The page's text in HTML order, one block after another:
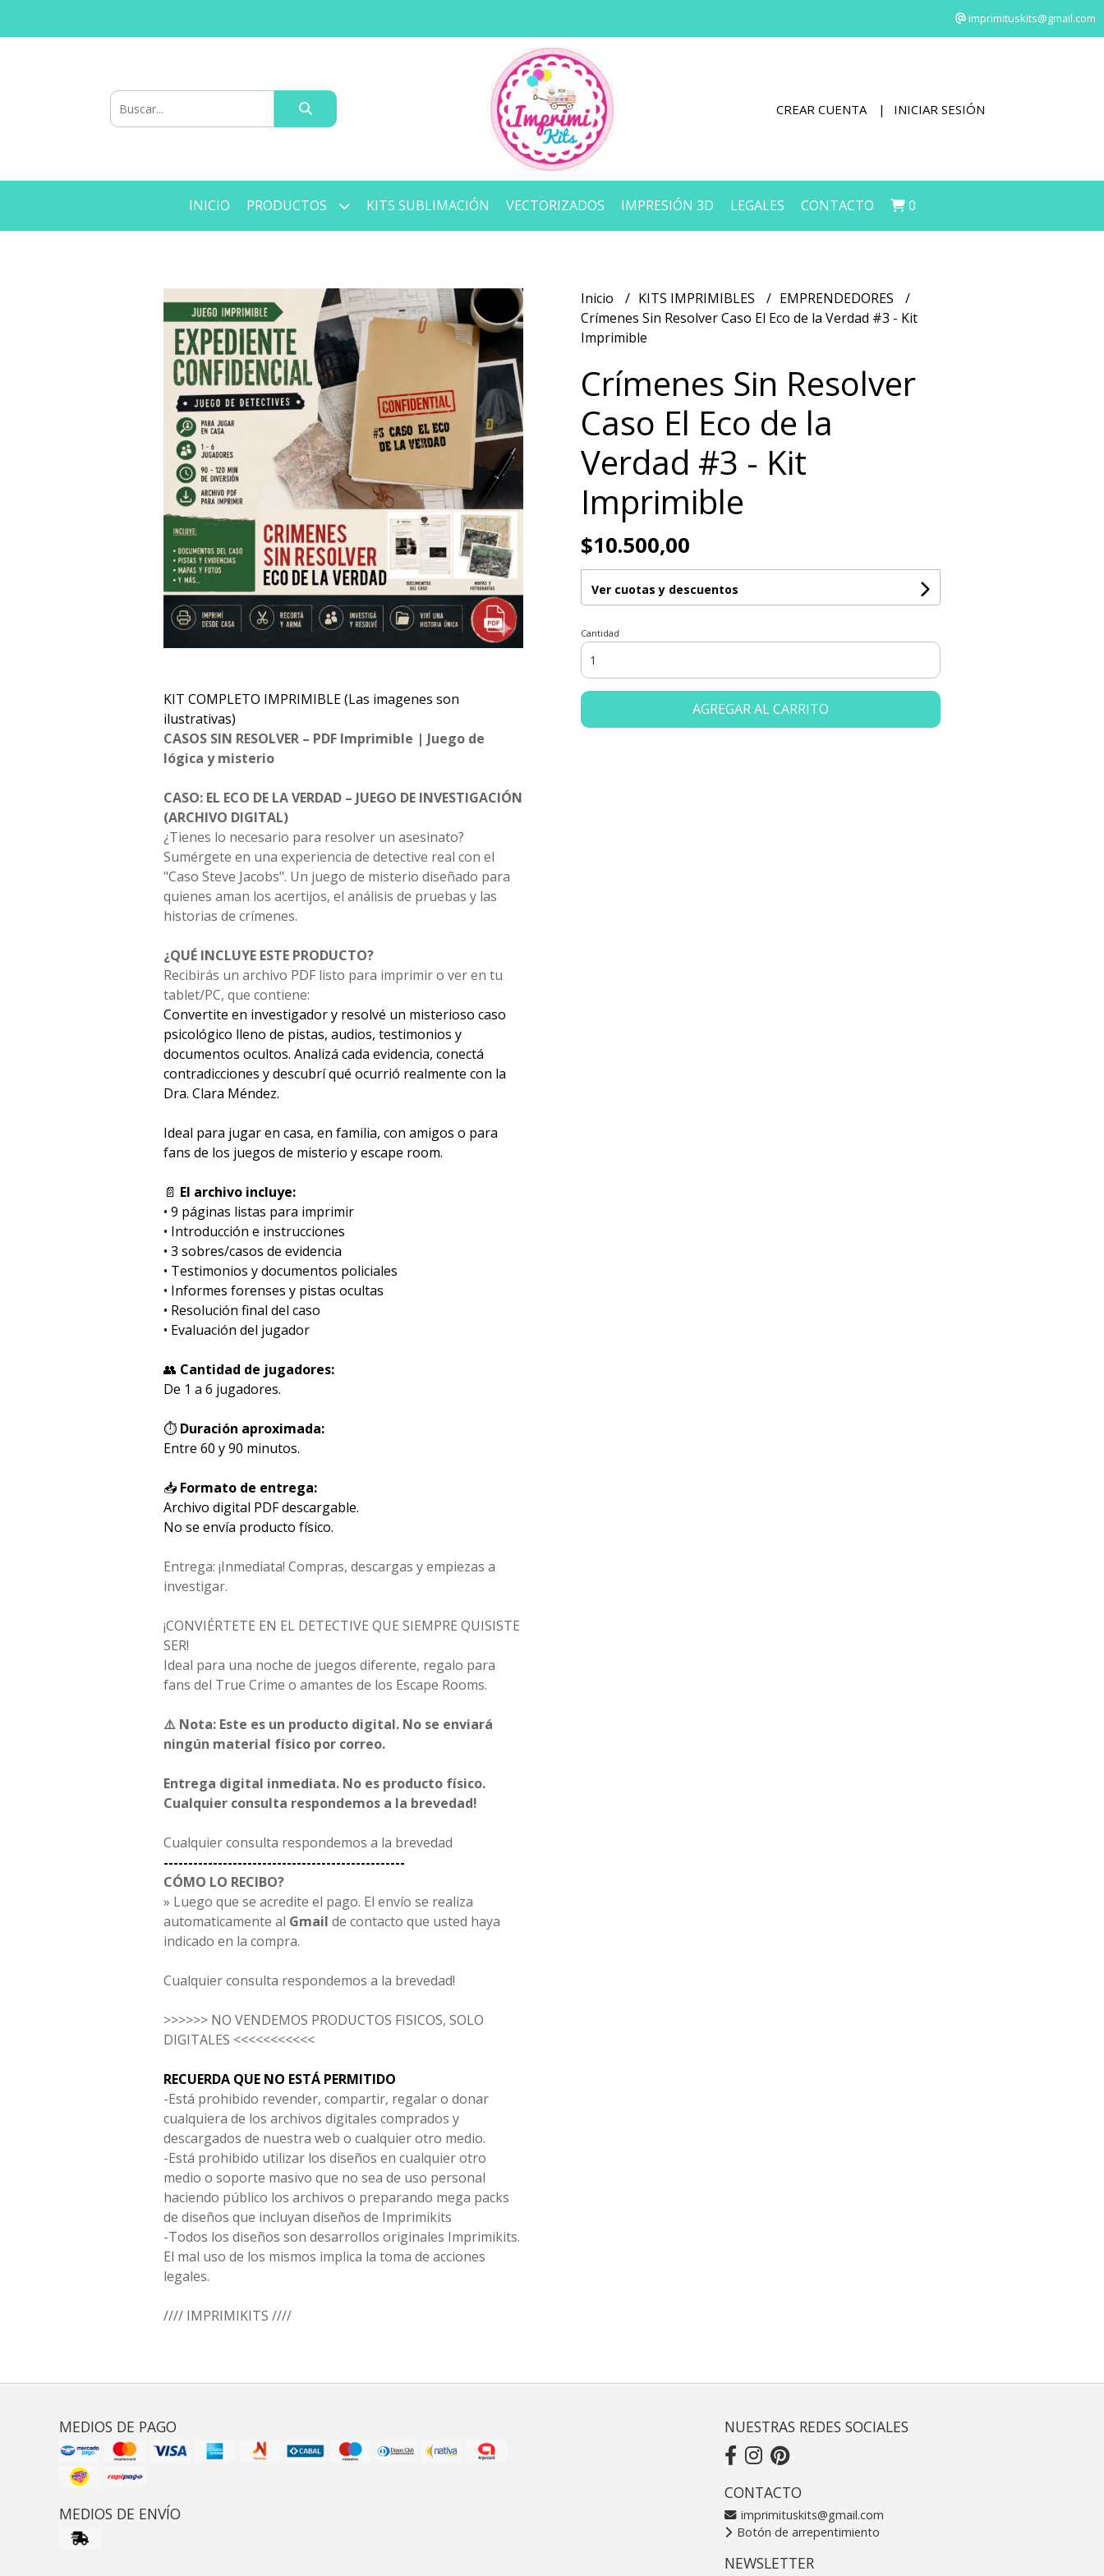
imprimituskits@gmail.com
CREAR CUENTA INICIAR SESIÓN
INICIO PRODUCTOS KITS SUBLIMACIÓN VECTORIZADOS IMPRESIÓN 3D LEGALES CONTACTO 0
KIT COMPLETO IMPRIMIBLE (Las imagenes son
ilustrativas)
CASOS SIN RESOLVER – PDF Imprimible | Juego de
lógica y misterio
CASO: EL ECO DE LA VERDAD – JUEGO DE INVESTIGACIÓN
(ARCHIVO DIGITAL)
¿Tienes lo necesario para resolver un asesinato?
Sumérgete en una experiencia de detective real con el
"Caso Steve Jacobs". Un juego de misterio diseñado para
quienes aman los acertijos, el análisis de pruebas y las
historias de crímenes.
¿QUÉ INCLUYE ESTE PRODUCTO?
Recibirás un archivo PDF listo para imprimir o ver en tu
tablet/PC, que contiene:
Convertite en investigador y resolvé un misterioso caso
psicológico lleno de pistas, audios, testimonios y
documentos ocultos. Analizá cada evidencia, conectá
contradicciones y descubrí qué ocurrió realmente con la
Dra. Clara Méndez.
Ideal para jugar en casa, en familia, con amigos o para
fans de los juegos de misterio y escape room.
📄 El archivo incluye:
• 9 páginas listas para imprimir
• Introducción e instrucciones
• 3 sobres/casos de evidencia
• Testimonios y documentos policiales
• Informes forenses y pistas ocultas
• Resolución final del caso
• Evaluación del jugador
👥 Cantidad de jugadores:
De 1 a 6 jugadores.
⏱️ Duración aproximada:
Entre 60 y 90 minutos.
📥 Formato de entrega:
Archivo digital PDF descargable.
No se envía producto físico.
Entrega: ¡Inmediata! Compras, descargas y empiezas a
investigar.
¡CONVIÉRTETE EN EL DETECTIVE QUE SIEMPRE QUISISTE
SER!
Ideal para una noche de juegos diferente, regalo para
fans del True Crime o amantes de los Escape Rooms.
⚠️ Nota: Este es un producto digital. No se enviará
ningún material físico por correo.
Entrega digital inmediata. No es producto físico.
Cualquier consulta respondemos a la brevedad!
Cualquier consulta respondemos a la brevedad
-------------------------------------------------
CÓMO LO RECIBO?
» Luego que se acredite el pago. El envío se realiza
automaticamente al Gmail de contacto que usted haya
indicado en la compra.
Cualquier consulta respondemos a la brevedad!
>>>>>> NO VENDEMOS PRODUCTOS FISICOS, SOLO
DIGITALES <<<<<<<<<<<
RECUERDA QUE NO ESTÁ PERMITIDO
-Está prohibido revender, compartir, regalar o donar
cualquiera de los archivos digitales comprados y
descargados de nuestra web o cualquier otro medio.
-Está prohibido utilizar los diseños en cualquier otro
medio o soporte masivo que no sea de uso personal
haciendo público los archivos o preparando mega packs
de diseños que incluyan diseños de Imprimikits
-Todos los diseños son desarrollos originales Imprimikits.
El mal uso de los mismos implica la toma de acciones
legales.
//// IMPRIMIKITS ////
Inicio KITS IMPRIMIBLES
EMPRENDEDORES
Crímenes Sin Resolver Caso El Eco de la Verdad #3 - Kit
Imprimible
Crímenes Sin Resolver
Caso El Eco de la
Verdad #3 - Kit
Imprimible
$10.500,00
Ver cuotas y descuentos
Cantidad
AGREGAR AL CARRITO
MEDIOS DE PAGO
MEDIOS DE ENVÍO
NUESTRAS REDES SOCIALES
CONTACTO
imprimituskits@gmail.com
Botón de arrepentimiento
NEWSLETTER